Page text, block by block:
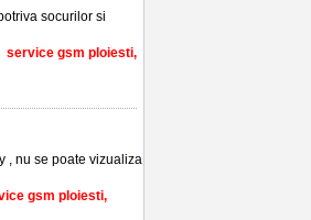
socurilor si
service gsm ploiesti,
, nu se poate vizualiza
gsm ploiesti,